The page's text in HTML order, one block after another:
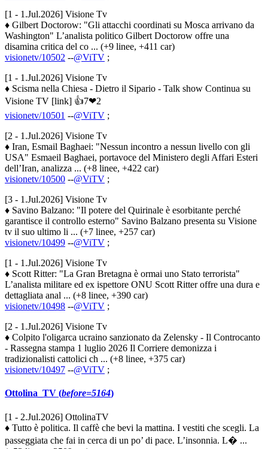
[1 - 1.Jul.2026] Visione Tv
♦ Gilbert Doctorow: "Gli attacchi coordinati su Mosca arrivano da
Washington" L’analista politico Gilbert Doctorow offre una
disamina critica del co ... (+9 linee, +411 car)
visionetv/10502 --@ViTV ;
[1 - 1.Jul.2026] Visione Tv
♦ Scisma nella Chiesa - Dietro il Sipario - Talk show Continua su
Visione TV [link] 👍7❤2
visionetv/10501 --@ViTV ;
[2 - 1.Jul.2026] Visione Tv
♦ Iran, Esmail Baghaei: "Nessun incontro a nessun livello con gli
USA" Esmaeil Baghaei, portavoce del Ministero degli Affari Esteri
dell’Iran, analizza ... (+8 linee, +422 car)
visionetv/10500 --@ViTV ;
[3 - 1.Jul.2026] Visione Tv
♦ Savino Balzano: "Il potere del Quirinale è esorbitante perché
garantisce il controllo esterno" Savino Balzano presenta su Visione
tv il suo ultimo li ... (+7 linee, +257 car)
visionetv/10499 --@ViTV ;
[1 - 1.Jul.2026] Visione Tv
♦ Scott Ritter: "La Gran Bretagna è ormai uno Stato terrorista"
L’analista militare ed ex ispettore ONU Scott Ritter offre una dura e
dettagliata anal ... (+8 linee, +390 car)
visionetv/10498 --@ViTV ;
[2 - 1.Jul.2026] Visione Tv
♦ Colpito l'oligarca ucraino sanzionato da Zelensky - Il Controcanto
- Rassegna stampa 1 luglio 2026 Il Corriere demonizza i
tradizionalisti cattolici ch ... (+8 linee, +375 car)
visionetv/10497 --@ViTV ;
Ottolina_TV (before=5164)
[1 - 2.Jul.2026] OttolinaTV
♦ Tutto è politica. Il caffè che bevi la mattina. I vestiti che scegli. La
passeggiata che fai in cerca di un po’ di pace. L’insonnia. L� ...